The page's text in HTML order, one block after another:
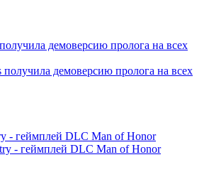
демоверсию пролога на всех
демоверсию пролога на всех
- геймплей DLC Man of Honor
- геймплей DLC Man of Honor